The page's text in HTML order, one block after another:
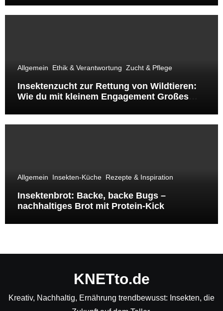
Allgemein Ethik & Verantwortung Zucht & Pflege
Insektenzucht zur Rettung von Wildtieren:
Wie du mit kleinem Engagement Großes
Allgemein Insekten-Küche Rezepte & Inspiration
Insektenbrot: Backe, backe Bugs –
nachhaltiges Brot mit Protein-Kick
KNETto.de
Kreativ, Nachhaltig, Ernährung trendbewusst: Insekten, die